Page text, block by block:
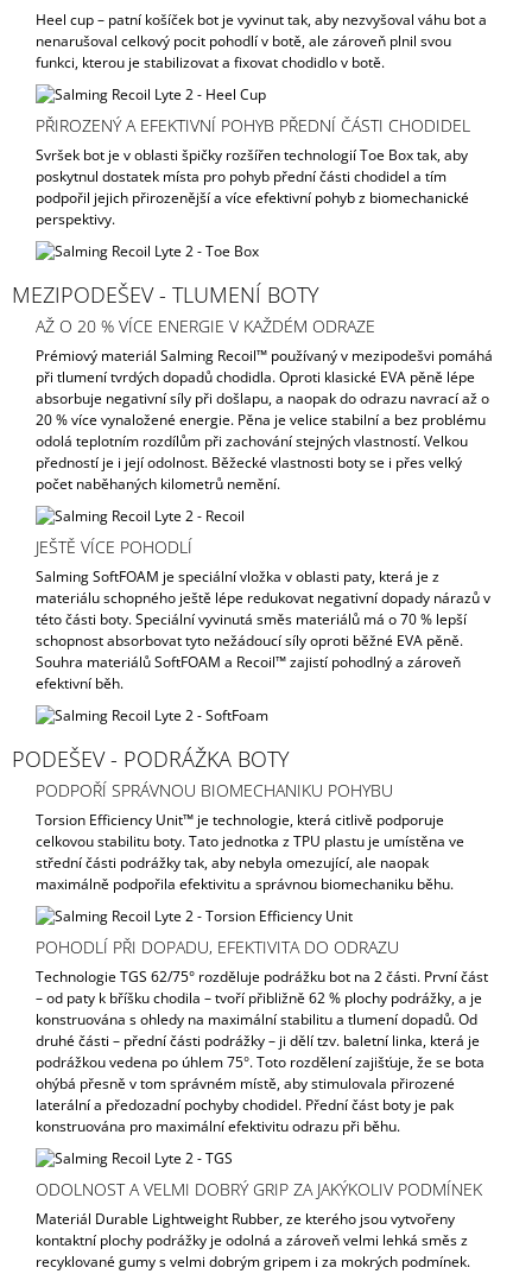
Heel cup – patní košíček bot je vyvinut tak, aby nezvyšoval váhu bot a
nenarušoval celkový pocit pohodlí v botě, ale zároveň plnil svou
funkci, kterou je stabilizovat a fixovat chodidlo v botě.
PŘIROZENÝ A EFEKTIVNÍ POHYB PŘEDNÍ ČÁSTI CHODIDEL
Svršek bot je v oblasti špičky rozšířen technologií Toe Box tak, aby
poskytnul dostatek místa pro pohyb přední části chodidel a tím
podpořil jejich přirozenější a více efektivní pohyb z biomechanické
perspektivy.
MEZIPODEŠEV - TLUMENÍ BOTY
AŽ O 20 % VÍCE ENERGIE V KAŽDÉM ODRAZE
Prémiový materiál Salming Recoil™ používaný v mezipodešvi pomáhá
při tlumení tvrdých dopadů chodidla. Oproti klasické EVA pěně lépe
absorbuje negativní síly při došlapu, a naopak do odrazu navrací až o
20 % více vynaložené energie. Pěna je velice stabilní a bez problému
odolá teplotním rozdílům při zachování stejných vlastností. Velkou
předností je i její odolnost. Běžecké vlastnosti boty se i přes velký
počet naběhaných kilometrů nemění.
JEŠTĚ VÍCE POHODLÍ
Salming SoftFOAM je speciální vložka v oblasti paty, která je z
materiálu schopného ještě lépe redukovat negativní dopady nárazů v
této části boty. Speciální vyvinutá směs materiálů má o 70 % lepší
schopnost absorbovat tyto nežádoucí síly oproti běžné EVA pěně.
Souhra materiálů SoftFOAM a Recoil™ zajistí pohodlný a zároveň
efektivní běh.
PODEŠEV - PODRÁŽKA BOTY
PODPOŘÍ SPRÁVNOU BIOMECHANIKU POHYBU
Torsion Efficiency Unit™ je technologie, která citlivě podporuje
celkovou stabilitu boty. Tato jednotka z TPU plastu je umístěna ve
střední části podrážky tak, aby nebyla omezující, ale naopak
maximálně podpořila efektivitu a správnou biomechaniku běhu.
POHODLÍ PŘI DOPADU, EFEKTIVITA DO ODRAZU
Technologie TGS 62/75° rozděluje podrážku bot na 2 části. První část
– od paty k bříšku chodila – tvoří přibližně 62 % plochy podrážky, a je
konstruována s ohledy na maximální stabilitu a tlumení dopadů. Od
druhé části – přední části podrážky – ji dělí tzv. baletní linka, která je
podrážkou vedena po úhlem 75°. Toto rozdělení zajišťuje, že se bota
ohýbá přesně v tom správném místě, aby stimulovala přirozené
laterální a předozadní pochyby chodidel. Přední část boty je pak
konstruována pro maximální efektivitu odrazu při běhu.
ODOLNOST A VELMI DOBRÝ GRIP ZA JAKÝKOLIV PODMÍNEK
Materiál Durable Lightweight Rubber, ze kterého jsou vytvořeny
kontaktní plochy podrážky je odolná a zároveň velmi lehká směs z
recyklované gumy s velmi dobrým gripem i za mokrých podmínek.